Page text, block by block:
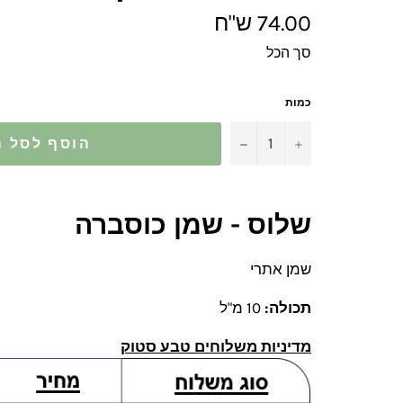
מחיר
מלא
74.00 ש"ח
סך הכל
כמות
− + הוסף לסל
שלוס - שמן כוסברה
שמן אתרי
תכולה:
מדיניות משלוחים טבע סטוק